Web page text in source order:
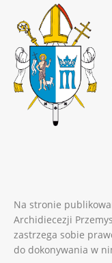
Na stronie
Archidiecezji
zastrzega sobie
do dokonywania w